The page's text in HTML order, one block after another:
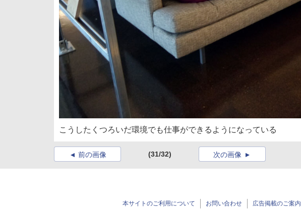
こうしたくつろいだ環境でも仕事ができるようになっている
前の画像 (31/32) 次の画像
本サイトのご利用について お問い合わせ 広告掲載のご案内